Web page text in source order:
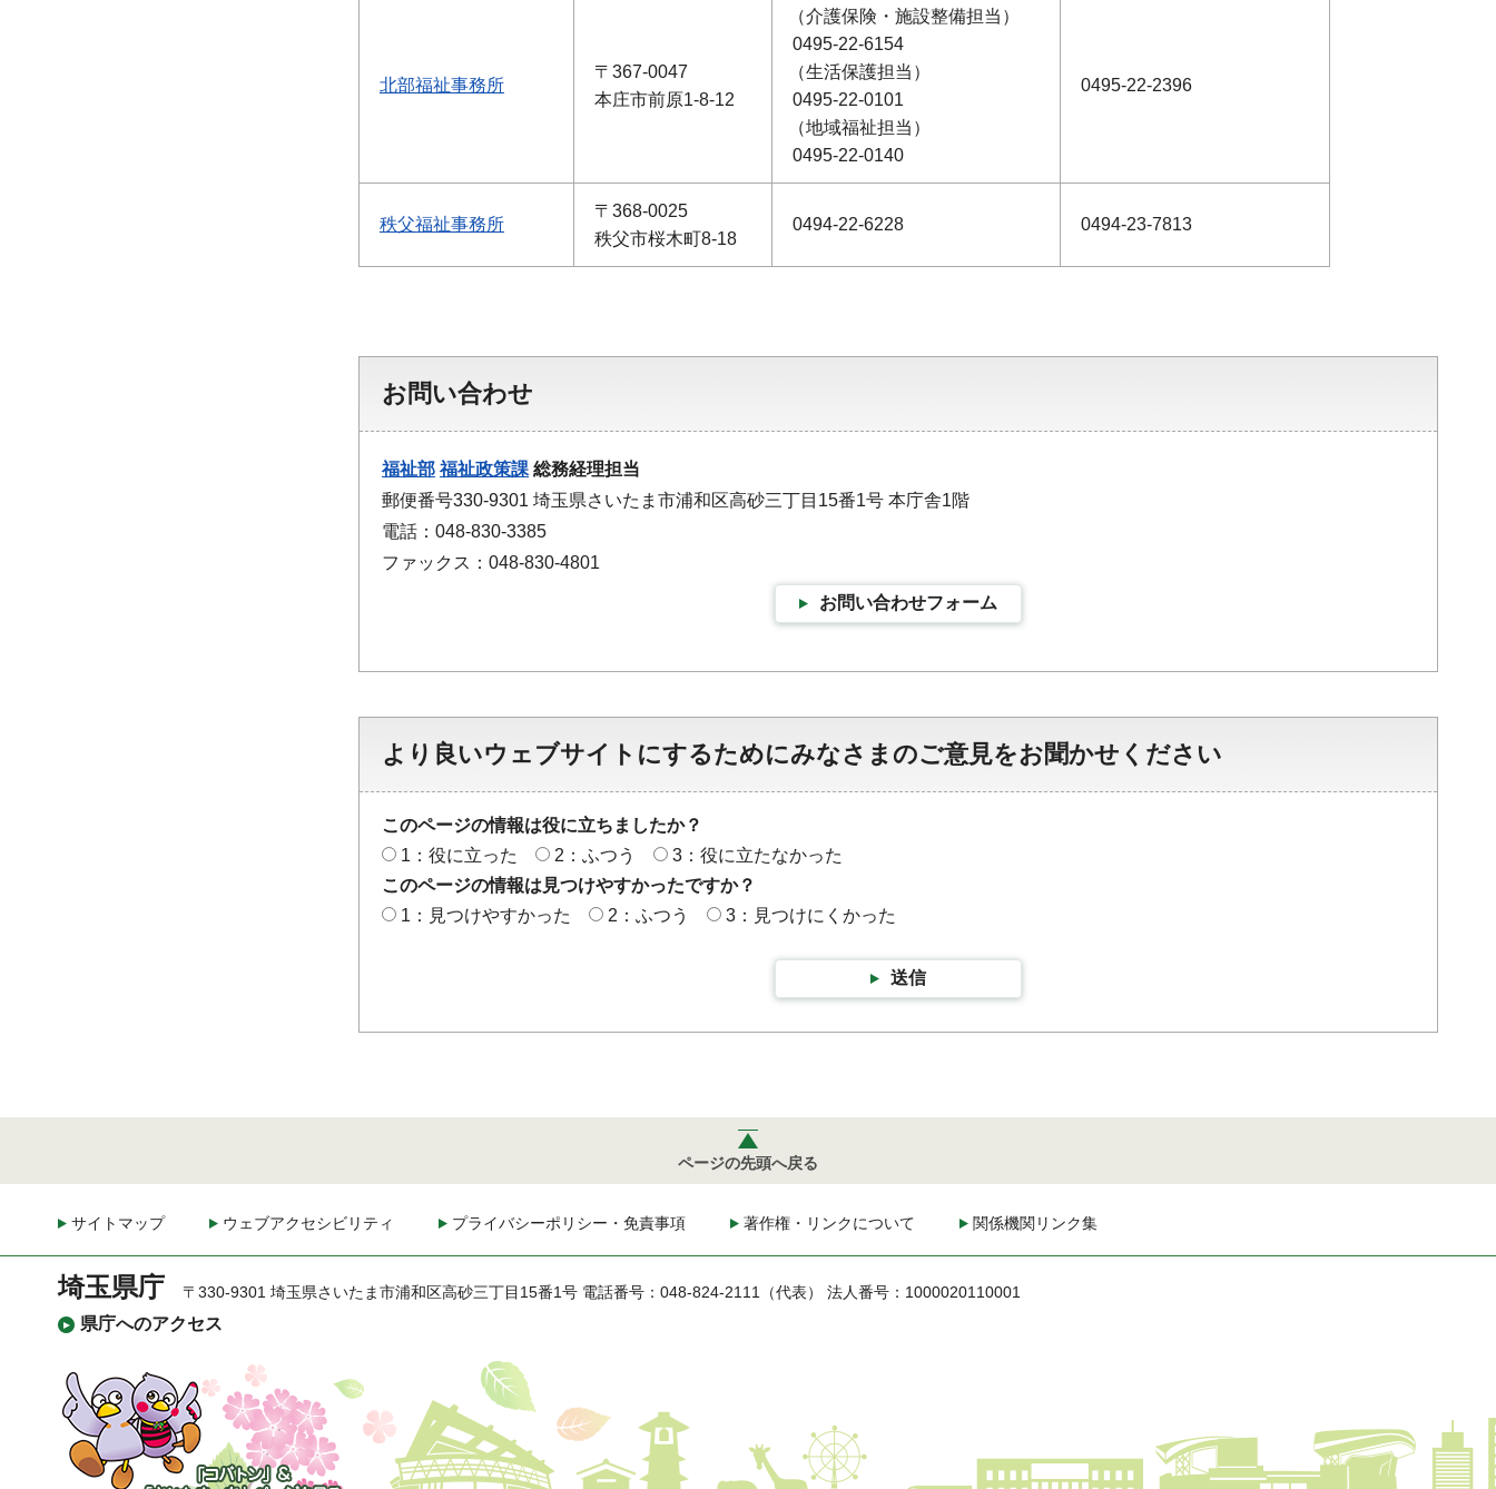
北部福祉事務所
〒367-0047
本庄市前原1-8-12
（介護保険・施設整備担当）
0495-22-6154
（生活保護担当）
0495-22-0101
（地域福祉担当）
0495-22-0140
0495-22-2396
秩父福祉事務所
〒368-0025
秩父市桜木町8-18
0494-22-6228 0494-23-7813
お問い合わせ
福祉部 福祉政策課 総務経理担当
郵便番号330-9301 埼玉県さいたま市浦和区高砂三丁目15番1号 本庁舎1階
電話：048-830-3385
ファックス：048-830-4801
お問い合わせフォーム
より良いウェブサイトにするためにみなさまのご意見をお聞かせください
このページの情報は役に立ちましたか？
1：役に立った
2：ふつう
3：役に立たなかった
このページの情報は見つけやすかったですか？
1：見つけやすかった
2：ふつう 3：見つけにくかった
送信
ページの先頭へ戻る
サイトマップ ウェブアクセシビリティ プライバシーポリシー・免責事項 著作権・リンクについて 関係機関リンク集
埼玉県庁
県庁へのアクセス
〒330-9301 埼玉県さいたま市浦和区高砂三丁目15番1号 電話番号：048-824-2111（代表） 法人番号：1000020110001
「コバトン」&「さいた